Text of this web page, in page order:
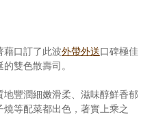
藉口訂了此波外帶外送口碑極佳
雙色散壽司。
豐潤細嫩滑柔、滋味醇鮮香郁
等配菜都出色，著實上乘之